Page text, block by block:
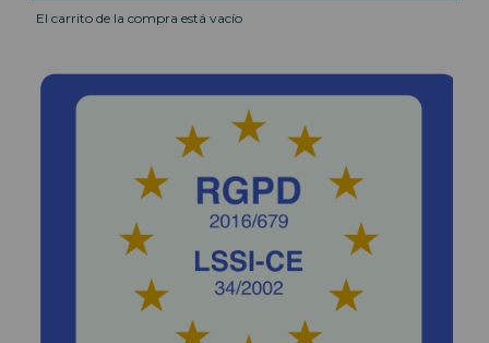
El carrito de la compra está vacío